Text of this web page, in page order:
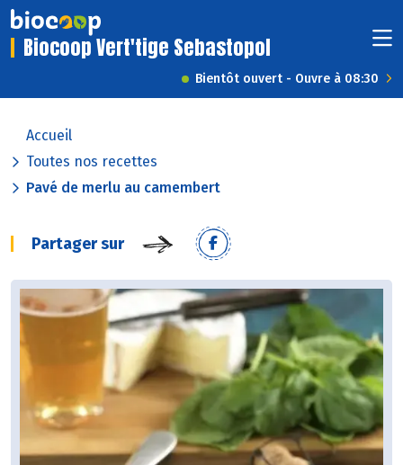
Biocoop Vert'tige Sebastopol
Bientôt ouvert - Ouvre à 08:30
Accueil
Toutes nos recettes
Pavé de merlu au camembert
Partager sur